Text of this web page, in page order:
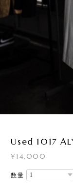
Used 1017
¥14,000
数量